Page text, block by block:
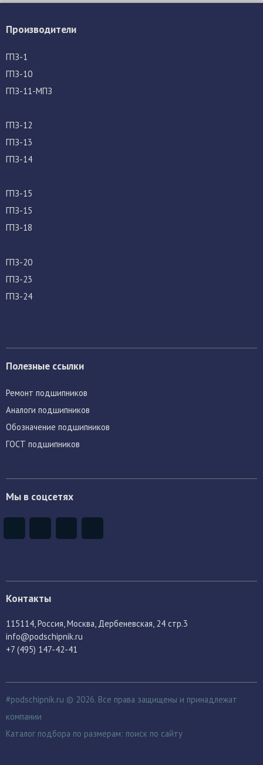
Производители
ГПЗ-1
ГПЗ-10
ГПЗ-11-МПЗ
ГПЗ-12
ГПЗ-13
ГПЗ-14
ГПЗ-15
ГПЗ-15
ГПЗ-18
ГПЗ-20
ГПЗ-23
ГПЗ-24
Полезные ссылки
Ремонт подшипников
Аналоги подшипников
Обозначение подшипников
ГОСТ подшипников
Мы в соцсетях
Контакты
115114 , Россия, Москва, Дербеневская, 24 стр.3
info@podschipnik.ru
+7 (495) 147-42-41
#podschipnik.ru © 2026. Все права защищены и принадлежат
компании
Каталог подбора по размерам: поиск по сайту